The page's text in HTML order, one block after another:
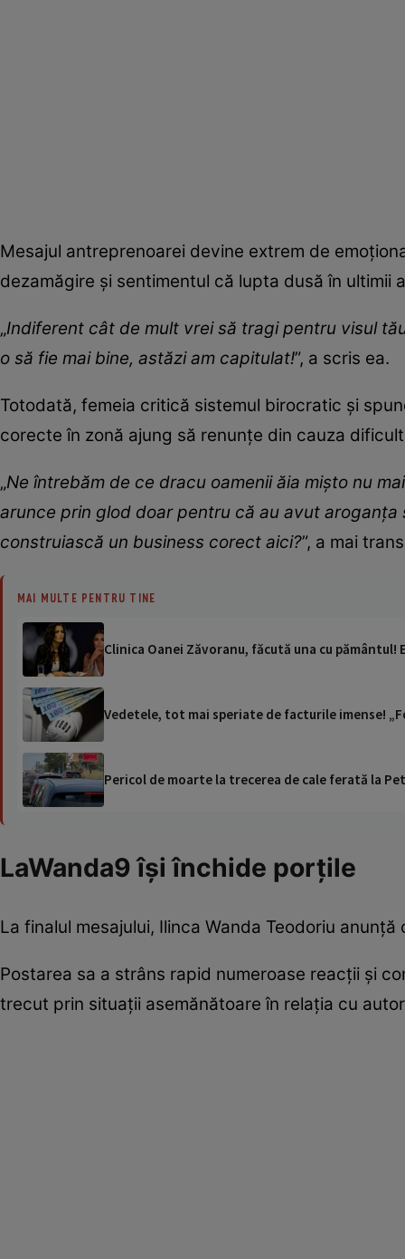
Mesajul antreprenoarei devine extrem de
dezamăgire și sentimentul că lupta dusă în ultimii
„Indiferent cât de mult vrei să tragi pentru visul
o să fie mai bine, astăzi am capitulat!”, a scris ea.
Totodată, femeia critică sistemul birocratic și
corecte în zonă ajung să renunțe din cauza
„Ne întrebăm de ce dracu oamenii ăia mișto nu
arunce prin glod doar pentru că au avut
construiască un business corect aici?”, a mai
MAI MULTE PENTRU TINE
Clinica Oanei Zăvoranu, făcută una cu pământul!
Vedetele, tot mai speriate de facturile imense!
Pericol de moarte la trecerea de cale ferată la
LaWanda9 își închide porțile
La finalul mesajului, Ilinca Wanda Teodoriu
Postarea sa a strâns rapid numeroase reacții și
trecut prin situații asemănătoare în relația cu